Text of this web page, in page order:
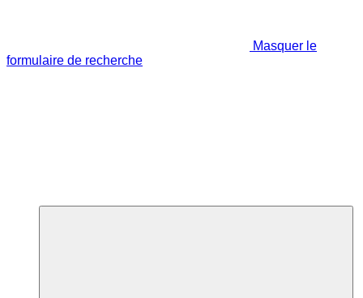
Masquer le
formulaire de recherche